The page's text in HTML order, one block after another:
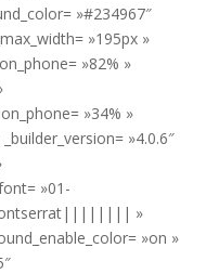
»#234967″
»195px »
»82% »
»34% »
»4.0.6″
»01-
»
»on »